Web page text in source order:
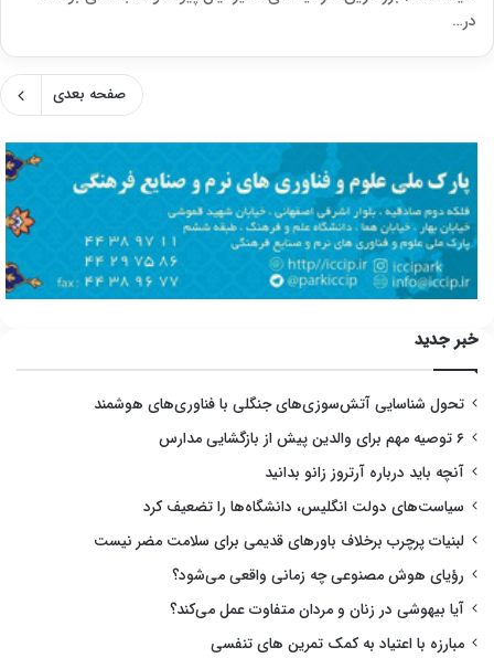
در…
صفحه بعدی
خبر جدید
تحول شناسایی آتش‌سوزی‌های جنگلی با فناوری‌های هوشمند
۶ توصیه مهم برای والدین پیش از بازگشایی مدارس
آنچه باید درباره آرتروز زانو بدانید
سیاست‌های دولت انگلیس، دانشگاه‌ها را تضعیف کرد
لبنیات پرچرب برخلاف باورهای قدیمی برای سلامت مضر نیست
رؤیای هوش مصنوعی چه زمانی واقعی می‌شود؟
آیا بیهوشی در زنان و مردان متفاوت عمل می‌کند؟
مبارزه با اعتیاد به کمک تمرین های تنفسی